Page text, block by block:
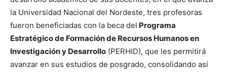
la Universidad Nacional del Nordeste, tres profesoras
fueron beneficiadas con la beca del Programa
Estratégico de Formación de Recursos Humanos en
Investigación y Desarrollo (PERHID), que les permitirá
avanzar en sus estudios de posgrado, consolidando así